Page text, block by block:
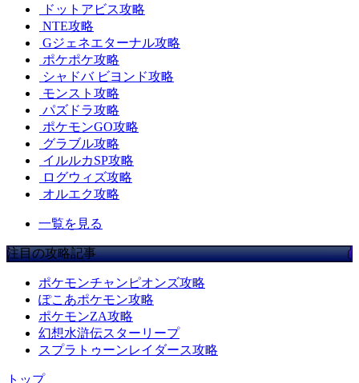
ドットアビス攻略
NTE攻略
Gジェネエターナル攻略
ポケポケ攻略
シャドバ ビヨンド攻略
モンスト攻略
パズドラ攻略
ポケモンGO攻略
グラブル攻略
イルルカSP攻略
ログウィズ攻略
オルエク攻略
一覧を見る
注目の攻略記事
ポケモンチャンピオンズ攻略
ぽこあポケモン攻略
ポケモンZA攻略
幻想水滸伝スターリープ
スプラトゥーンレイダース攻略
トップ